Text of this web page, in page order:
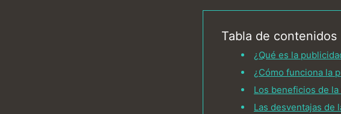
Tabla de contenidos
¿Qué es la
¿Cómo funciona la
Los beneficios de
Las desventajas de